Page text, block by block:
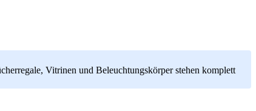
Vitrinen und Beleuchtungskörper stehen komplett